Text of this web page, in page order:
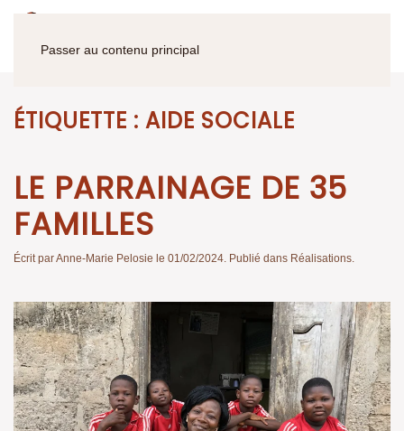
Passer au contenu principal
ÉTIQUETTE : AIDE SOCIALE
LE PARRAINAGE DE 35
FAMILLES
Écrit parAnne-Marie Pelosie le 01/02/2024. Publié dans Réalisations.